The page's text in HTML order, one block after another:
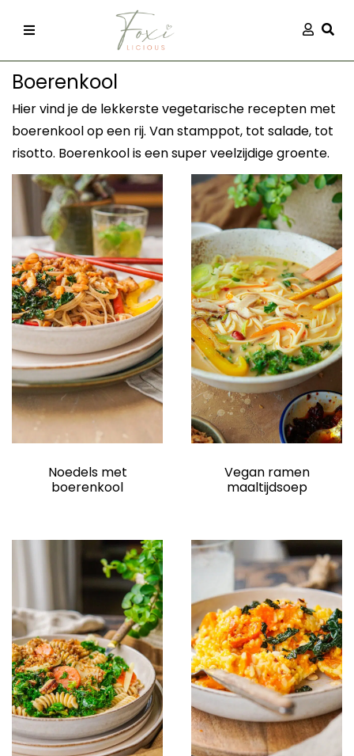
kleding
Boerenkool
Hier vind je de lekkerste vegetarische recepten met
boerenkool op een rij. Van stamppot, tot salade, tot
risotto. Boerenkool is een super veelzijdige groente.
Noedels met
boerenkool
Vegan ramen
maaltijdsoep